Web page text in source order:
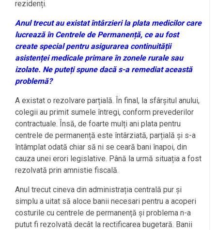
rezidenți.
Anul trecut au existat întârzieri la plata medicilor care
lucrează în Centrele de Permanență, ce au fost
create special pentru asigurarea continuității
asistenței medicale primare în zonele rurale sau
izolate. Ne puteți spune dacă s-a remediat această
problemă?
A existat o rezolvare parțială. În final, la sfârșitul anului,
colegii au primit sumele întregi, conform prevederilor
contractuale. Însă, de foarte mulți ani plata pentru
centrele de permanență este întârziată, parțială și s-a
întâmplat odată chiar să ni se ceară bani înapoi, din
cauza unei erori legislative. Până la urmă situația a fost
rezolvată prin amnistie fiscală.
Anul trecut cineva din administrația centrală pur și
simplu a uitat să aloce banii necesari pentru a acoperi
costurile cu centrele de permanență și problema n-a
putut fi rezolvată decât la rectificarea bugetară. Banii